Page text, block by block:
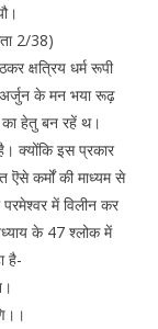
2/38)
क्षत्रिय धर्म रूपी
के मन भया रूढ़
का हेतु बन रहें थ।
क्योंकि इस प्रकार
कर्मों की माध्यम से
में विलीन कर
अध्याय के 47 श्लोक में
है-